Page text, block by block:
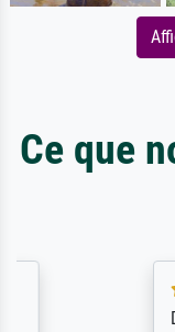
Ce que
Die